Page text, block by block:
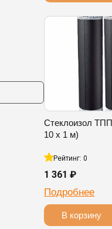
Стеклоизол
10 х 1 м)
Рейтинг: 0
1 361 ₽
Подробнее
В корзину